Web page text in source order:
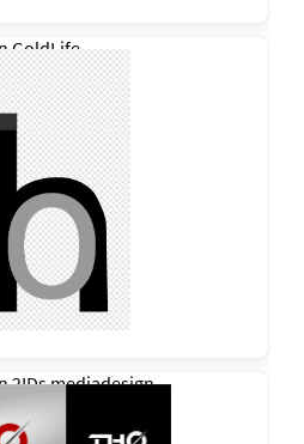
GoldLife
2IDs mediadesign